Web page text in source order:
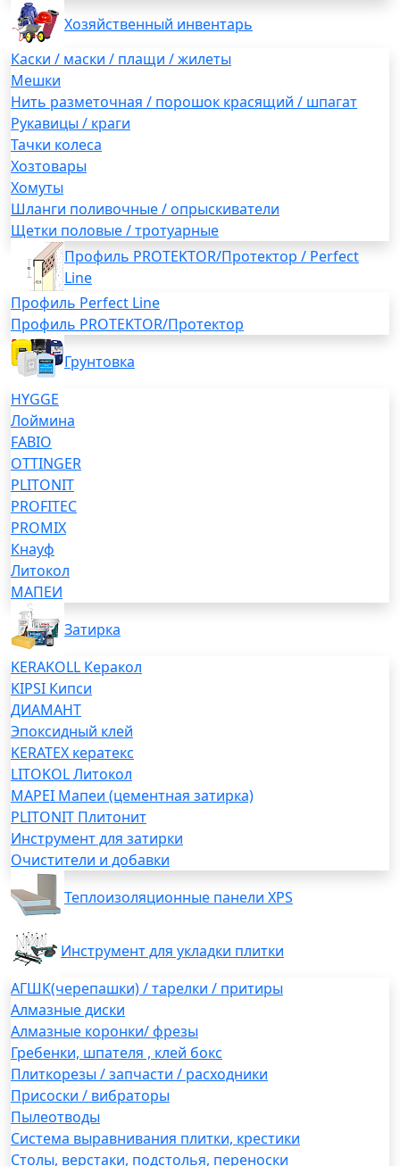
Хозяйственный инвентарь
Каски / маски / плащи / жилеты
Мешки
Нить разметочная / порошок красящий / шпагат
Рукавицы / краги
Тачки колеса
Хозтовары
Хомуты
Шланги поливочные / опрыскиватели
Щетки половые / тротуарные
Профиль PROTEKTOR/Протектор / Perfect
Line
Профиль Perfect Line
Профиль PROTEKTOR/Протектор
Грунтовка
HYGGE
Лоймина
FABIO
OTTINGER
PLITONIT
PROFITEC
PROMIX
Кнауф
Литокол
МАПЕИ
Затирка
KERAKOLL Керакол
KIPSI Кипси
ДИАМАНТ
Эпоксидный клей
KERATEX кератекс
LITOKOL Литокол
MAPEI Мапеи (цементная затирка)
PLITONIT Плитонит
Инструмент для затирки
Очистители и добавки
Теплоизоляционные панели XPS
Инструмент для укладки плитки
АГШК(черепашки) / тарелки / притиры
Алмазные диски
Алмазные коронки/ фрезы
Гребенки, шпателя , клей бокс
Плиткорезы / запчасти / расходники
Присоски / вибраторы
Пылеотводы
Система выравнивания плитки, крестики
Столы, верстаки, подстолья, переноски